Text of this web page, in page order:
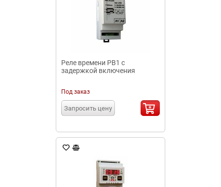
Реле времени РВ1 с
задержкой включения
Под заказ
Запросить цену